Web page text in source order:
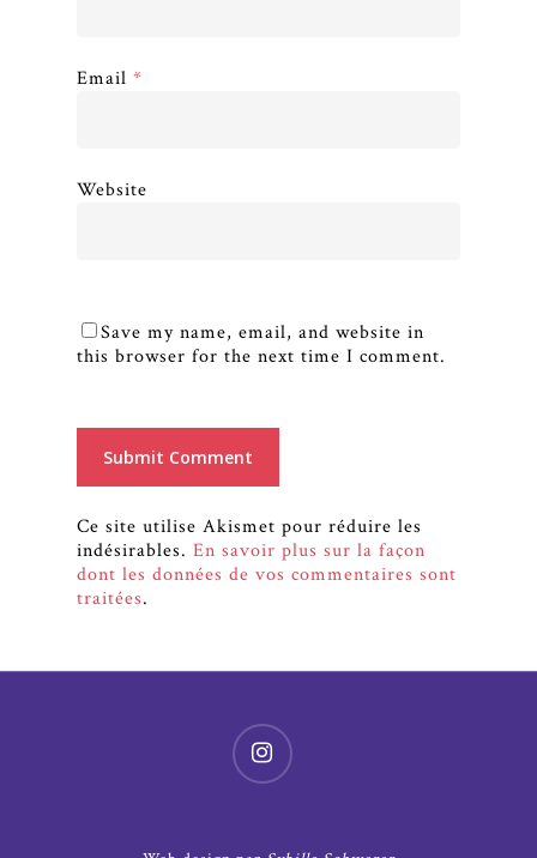
Email *
Website
Save my name, email, and website in
this browser for the next time I comment.
Ce site utilise Akismet pour réduire les
indésirables. En savoir plus sur la façon
dont les données de vos commentaires sont
traitées.